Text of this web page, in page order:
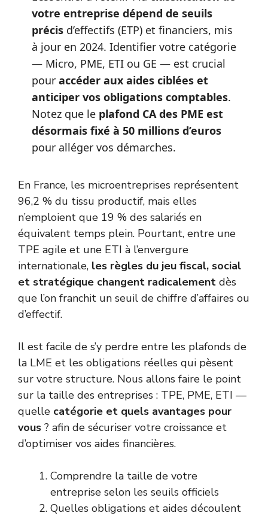
votre entreprise dépend de seuils
précisd’effectifs (ETP) et financiers, mis
à jour en 2024. Identifier votre catégorie
— Micro, PME, ETI ou GE — est crucial
pour accéder aux aides ciblées et
anticiper vos obligations comptables.
Notez que le plafond CA des PME est
désormais fixé à 50 millions d’euros
pour alléger vos démarches.
En France, les microentreprises représentent
96,2 % du tissu productif, mais elles
n’emploient que 19 % des salariés en
équivalent temps plein. Pourtant, entre une
TPE agile et une ETI à l’envergure
internationale, les règles du jeu fiscal, social
et stratégique changent radicalement dès
que l’on franchit un seuil de chiffre d’affaires ou
d’effectif.
Il est facile de s’y perdre entre les plafonds de
la LME et les obligations réelles qui pèsent
sur votre structure. Nous allons faire le point
sur la taille des entreprises : TPE, PME, ETI —
quelle catégorie et quels avantages pour
vous ? afin de sécuriser votre croissance et
d’optimiser vos aides financières.
Comprendre la taille de votre
entreprise selon les seuils officiels
Quelles obligations et aides découlent